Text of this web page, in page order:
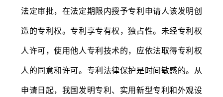
法定审批，在法定期限内授予专利申请人该发明创
造的专利权。专利享专有权，独占性。未经专利权
人许可，使用他人专利技术的，应依法取得专利权
人的同意和许可。专利法律保护是时间敏感的。从
申请日起，我国发明专利、实用新型专利和外观设